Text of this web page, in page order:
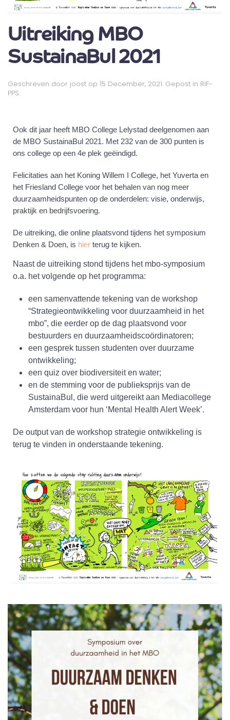
Uitreiking MBO
SustainaBul 2021
Geschreven door joost op 15 December, 2021. Gepost in RIF-
PPS.
Ook dit jaar heeft MBO College Lelystad deelgenomen aan
de MBO SustainaBul 2021. Met 232 van de 300 punten is
ons college op een 4e plek geëindigd.
Felicitaties aan het Koning Willem I College, het Yuverta en
het Friesland College voor het behalen van nog meer
duurzaamheidspunten op de onderdelen: visie, onderwijs,
praktijk en bedrijfsvoering.
De uitreiking, die online plaatsvond tijdens het symposium
Denken & Doen, is hier terug te kijken.
Naast de uitreiking stond tijdens het mbo-symposium
o.a. het volgende op het programma:
een samenvattende tekening van de workshop
“Strategieontwikkeling voor duurzaamheid in het
mbo”, die eerder op de dag plaatsvond voor
bestuurders en duurzaamheidscoördinatoren;
een gesprek tussen studenten over duurzame
ontwikkeling;
een quiz over biodiversiteit en water;
en de stemming voor de publieksprijs van de
SustainaBul, die werd uitgereikt aan Mediacollege
Amsterdam voor hun ‘Mental Health Alert Week’.
De output van de workshop strategie ontwikkeling is
terug te vinden in onderstaande tekening.